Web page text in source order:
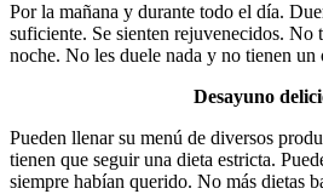
Por la mañana y durante todo el día.
suficiente. Se sienten rejuvenecidos. No
noche. No les duele nada y no tienen un
Desayuno
Pueden llenar su menú de diversos
tienen que seguir una dieta estricta.
siempre habían querido. No más dietas